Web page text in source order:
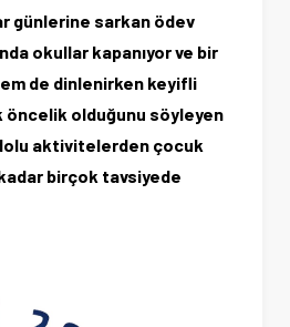
günlerine sarkan ödev
okullar kapanıyor ve bir
de dinlenirken keyifli
öncelik olduğunu söyleyen
aktivitelerden çocuk
birçok tavsiyede